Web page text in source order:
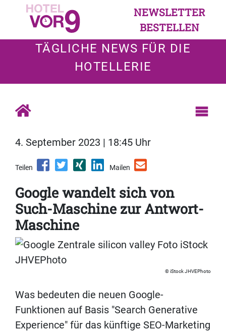
NEWSLETTER
BESTELLEN
TÄGLICHE NEWS FÜR DIE
HOTELLERIE
4. September 2023 | 18:45 Uhr
Teilen Mailen
Google wandelt sich von
Such-Maschine zur Antwort-
Maschine
iStock JHVEPhoto
Was bedeuten die neuen Google-
Funktionen auf Basis "Search Generative
Experience" für das künftige SEO-Marketing